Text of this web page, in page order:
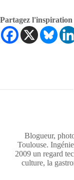
Partagez l'inspiration
Blogueur,
Toulouse.
2009 un regard
culture, la